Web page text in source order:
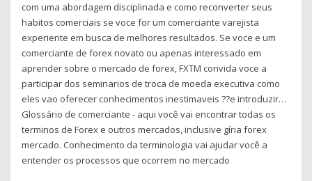
com uma abordagem disciplinada e como reconverter seus
habitos comerciais se voce for um comerciante varejista
experiente em busca de melhores resultados. Se voce e um
comerciante de forex novato ou apenas interessado em
aprender sobre o mercado de forex, FXTM convida voce a
participar dos seminarios de troca de moeda executiva como
eles vao oferecer conhecimentos inestimaveis ??e introduzir…
Glossário de comerciante - aqui você vai encontrar todas os
terminos de Forex e outros mercados, inclusive gíria forex
mercado. Conhecimento da terminologia vai ajudar você a
entender os processos que ocorrem no mercado